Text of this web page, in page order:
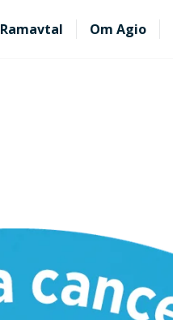
Ramavtal Om Agio